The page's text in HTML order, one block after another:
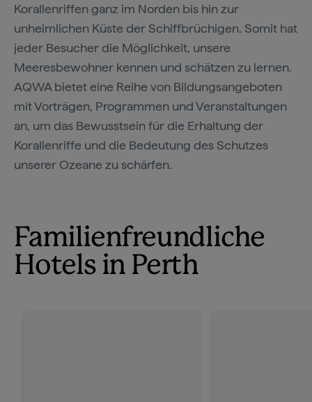
Korallenriffen ganz im Norden bis hin zur
unheimlichen Küste der Schiffbrüchigen. Somit hat
jeder Besucher die Möglichkeit, unsere
Meeresbewohner kennen und schätzen zu lernen.
AQWA bietet eine Reihe von Bildungsangeboten
mit Vorträgen, Programmen und Veranstaltungen
an, um das Bewusstsein für die Erhaltung der
Korallenriffe und die Bedeutung des Schutzes
unserer Ozeane zu schärfen.
Familienfreundliche
Hotels in Perth